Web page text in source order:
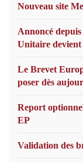
Nouveau site
Annoncé
Unitaire devient
Le Brevet
poser dès
Report
EP
Validation des